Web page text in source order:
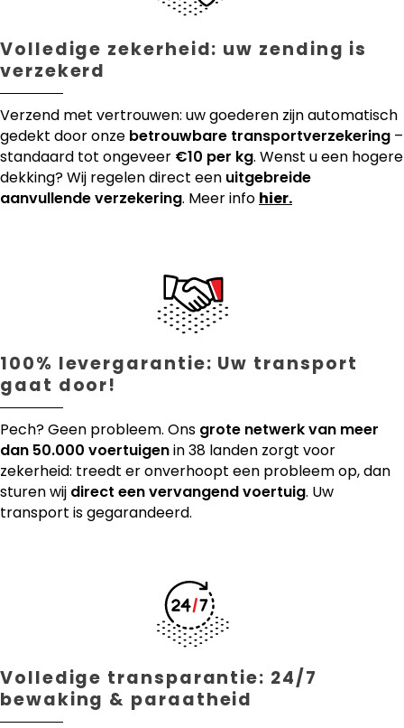
Volledige zekerheid: uw zending is
verzekerd
Verzend met vertrouwen: uw goederen zijn automatisch
gedekt door onze betrouwbare transportverzekering –
standaard tot ongeveer €10 per kg. Wenst u een hogere
dekking? Wij regelen direct een uitgebreide
aanvullende verzekering. Meer info hier.
100% levergarantie: Uw transport
gaat door!
Pech? Geen probleem. Ons grote netwerk van meer
dan 50.000 voertuigenin 38 landen zorgt voor
zekerheid: treedt er onverhoopt een probleem op, dan
sturen wij direct een vervangend voertuig. Uw
transport is gegarandeerd.
Volledige transparantie: 24/7
bewaking & paraatheid